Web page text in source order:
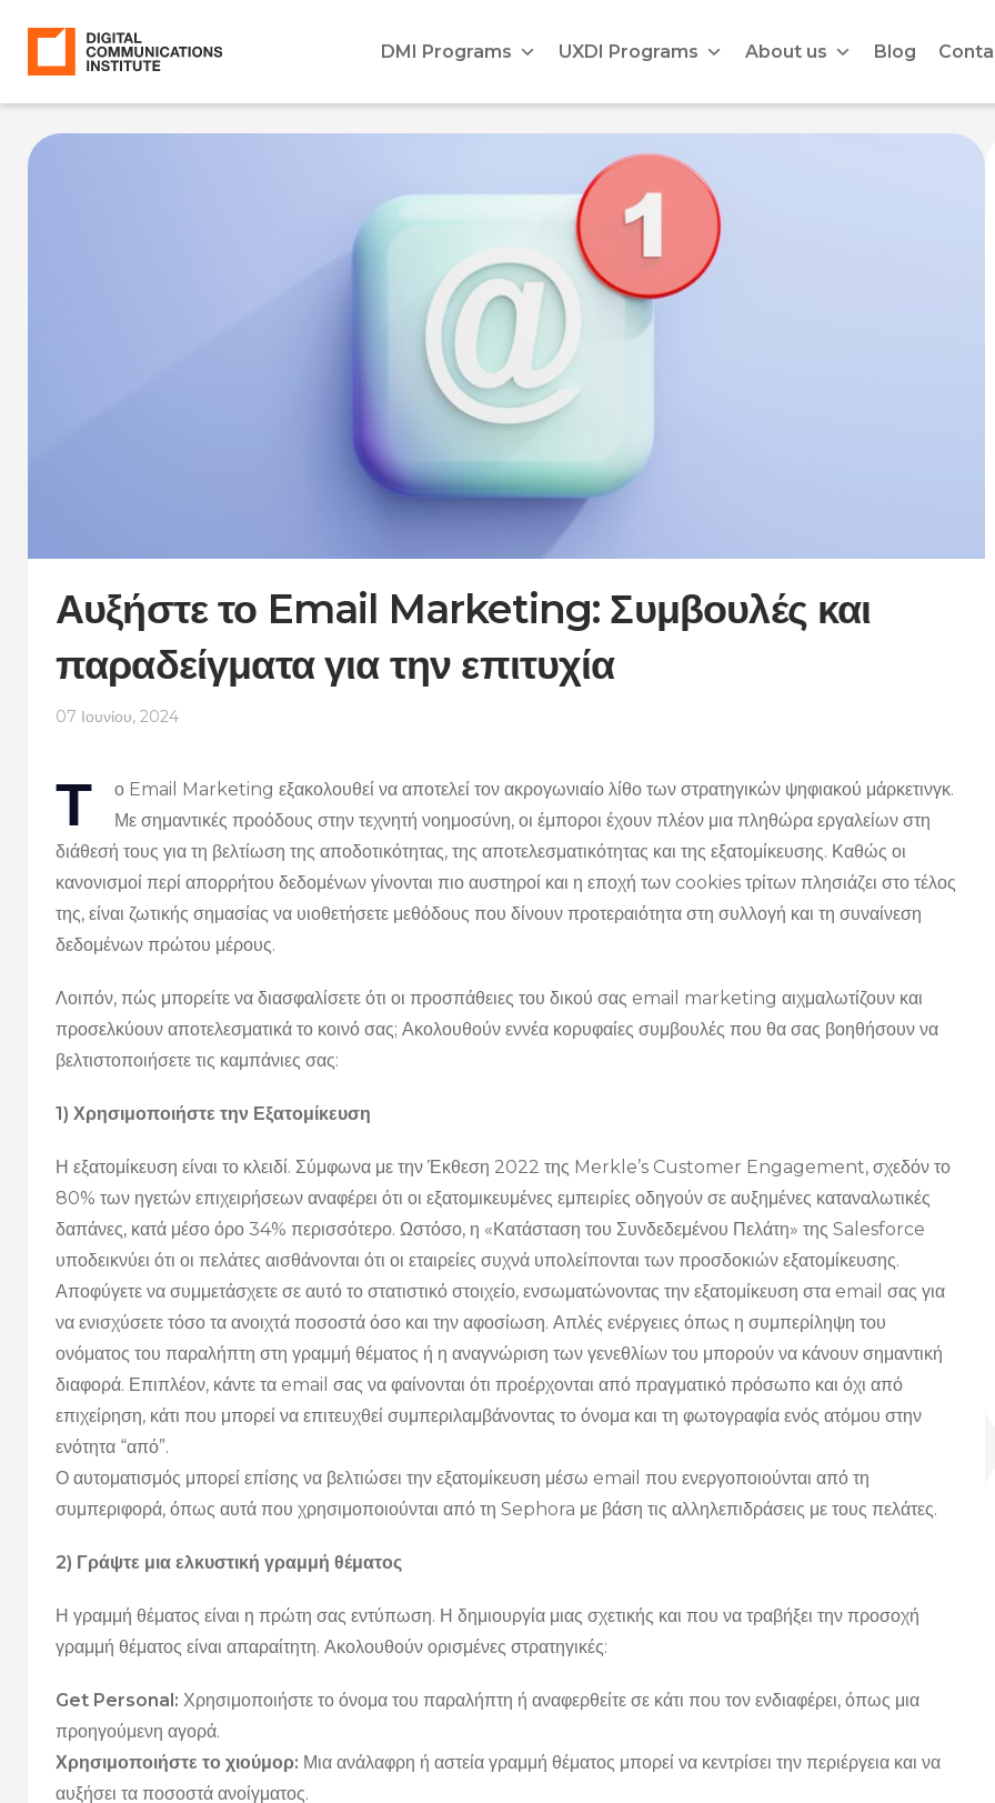
DMI Programs UXDI Programs About us Blog
Αυξήστε το Email Marketing: Συμβουλές και
παραδείγματα για την επιτυχία
07 Ιουνίου, 2024
Τ
ο Email Marketing εξακολουθεί να αποτελεί τον ακρογωνιαίο λίθο των στρατηγικών ψηφιακού μάρκετινγκ.
Με σημαντικές προόδους στην τεχνητή νοημοσύνη, οι έμποροι έχουν πλέον μια πληθώρα εργαλείων στη
διάθεσή τους για τη βελτίωση της αποδοτικότητας, της αποτελεσματικότητας και της εξατομίκευσης. Καθώς οι
κανονισμοί περί απορρήτου δεδομένων γίνονται πιο αυστηροί και η εποχή των cookies τρίτων πλησιάζει στο τέλος
της, είναι ζωτικής σημασίας να υιοθετήσετε μεθόδους που δίνουν προτεραιότητα στη συλλογή και τη συναίνεση
δεδομένων πρώτου μέρους.
Λοιπόν, πώς μπορείτε να διασφαλίσετε ότι οι προσπάθειες του δικού σας email marketing αιχμαλωτίζουν και
προσελκύουν αποτελεσματικά το κοινό σας; Ακολουθούν εννέα κορυφαίες συμβουλές που θα σας βοηθήσουν να
βελτιστοποιήσετε τις καμπάνιες σας:
1) Χρησιμοποιήστε την Εξατομίκευση
Η εξατομίκευση είναι το κλειδί. Σύμφωνα με την Έκθεση 2022 της Merkle’s Customer Engagement, σχεδόν το
80% των ηγετών επιχειρήσεων αναφέρει ότι οι εξατομικευμένες εμπειρίες οδηγούν σε αυξημένες καταναλωτικές
δαπάνες, κατά μέσο όρο 34% περισσότερο. Ωστόσο, η «Κατάσταση του Συνδεδεμένου Πελάτη» της Salesforce
υποδεικνύει ότι οι πελάτες αισθάνονται ότι οι εταιρείες συχνά υπολείπονται των προσδοκιών εξατομίκευσης.
Αποφύγετε να συμμετάσχετε σε αυτό το στατιστικό στοιχείο, ενσωματώνοντας την εξατομίκευση στα email σας για
να ενισχύσετε τόσο τα ανοιχτά ποσοστά όσο και την αφοσίωση. Απλές ενέργειες όπως η συμπερίληψη του
ονόματος του παραλήπτη στη γραμμή θέματος ή η αναγνώριση των γενεθλίων του μπορούν να κάνουν σημαντική
διαφορά. Επιπλέον, κάντε τα email σας να φαίνονται ότι προέρχονται από πραγματικό πρόσωπο και όχι από
επιχείρηση, κάτι που μπορεί να επιτευχθεί συμπεριλαμβάνοντας το όνομα και τη φωτογραφία ενός ατόμου στην
ενότητα “από”.
Ο αυτοματισμός μπορεί επίσης να βελτιώσει την εξατομίκευση μέσω email που ενεργοποιούνται από τη
συμπεριφορά, όπως αυτά που χρησιμοποιούνται από τη Sephora με βάση τις αλληλεπιδράσεις με τους πελάτες.
2) Γράψτε μια ελκυστική γραμμή θέματος
Η γραμμή θέματος είναι η πρώτη σας εντύπωση. Η δημιουργία μιας σχετικής και που να τραβήξει την προσοχή
γραμμή θέματος είναι απαραίτητη. Ακολουθούν ορισμένες στρατηγικές:
Get Personal: Χρησιμοποιήστε το όνομα του παραλήπτη ή αναφερθείτε σε κάτι που τον ενδιαφέρει, όπως μια
προηγούμενη αγορά.
Χρησιμοποιήστε το χιούμορ: Μια ανάλαφρη ή αστεία γραμμή θέματος μπορεί να κεντρίσει την περιέργεια και να
αυξήσει τα ποσοστά ανοίγματος.